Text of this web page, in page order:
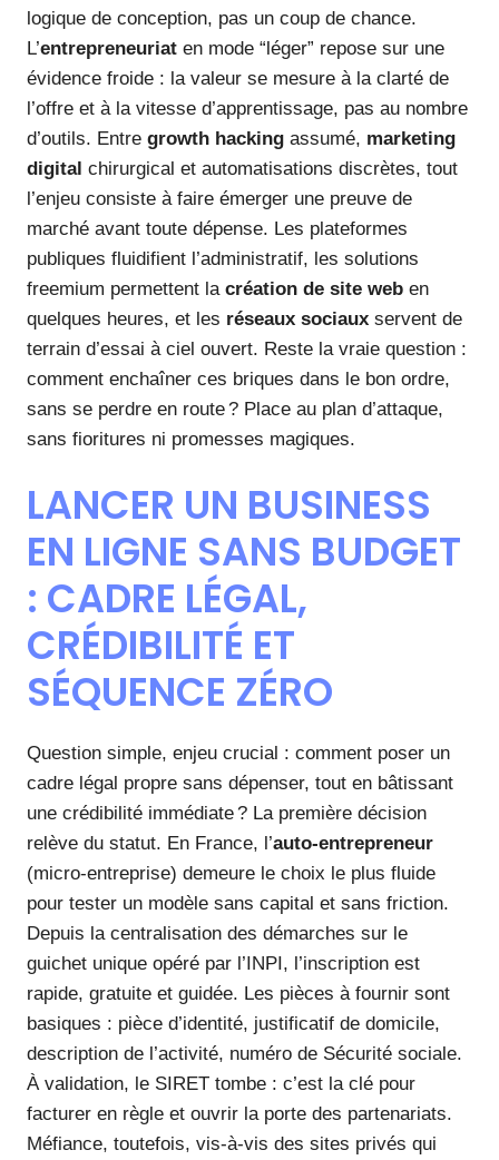
logique de conception, pas un coup de chance.
L’entrepreneuriat en mode “léger” repose sur une
évidence froide : la valeur se mesure à la clarté de
l’offre et à la vitesse d’apprentissage, pas au nombre
d’outils. Entre growth hacking assumé, marketing
digital chirurgical et automatisations discrètes, tout
l’enjeu consiste à faire émerger une preuve de
marché avant toute dépense. Les plateformes
publiques fluidifient l’administratif, les solutions
freemium permettent la création de site web en
quelques heures, et les réseaux sociaux servent de
terrain d’essai à ciel ouvert. Reste la vraie question :
comment enchaîner ces briques dans le bon ordre,
sans se perdre en route ? Place au plan d’attaque,
sans fioritures ni promesses magiques.
LANCER UN BUSINESS
EN LIGNE SANS BUDGET
: CADRE LÉGAL,
CRÉDIBILITÉ ET
SÉQUENCE ZÉRO
Question simple, enjeu crucial : comment poser un
cadre légal propre sans dépenser, tout en bâtissant
une crédibilité immédiate ? La première décision
relève du statut. En France, l’auto-entrepreneur
(micro-entreprise) demeure le choix le plus fluide
pour tester un modèle sans capital et sans friction.
Depuis la centralisation des démarches sur le
guichet unique opéré par l’INPI, l’inscription est
rapide, gratuite et guidée. Les pièces à fournir sont
basiques : pièce d’identité, justificatif de domicile,
description de l’activité, numéro de Sécurité sociale.
À validation, le SIRET tombe : c’est la clé pour
facturer en règle et ouvrir la porte des partenariats.
Méfiance, toutefois, vis-à-vis des sites privés qui